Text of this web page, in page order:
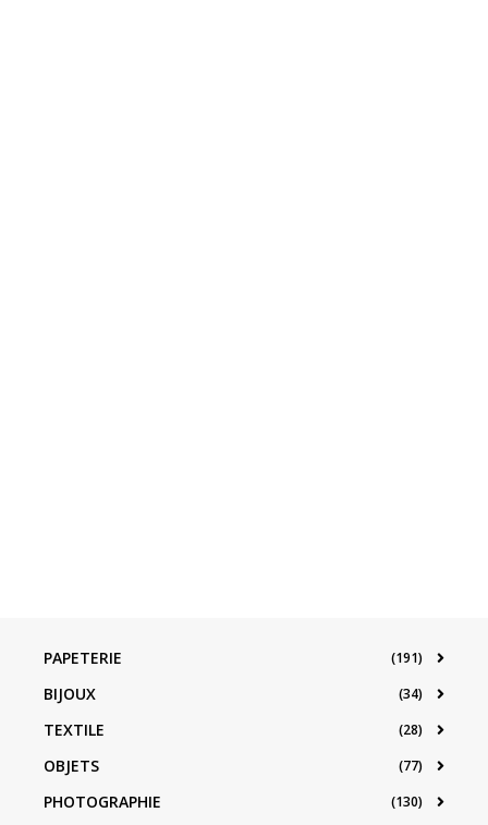
PAPETERIE (191)
BIJOUX (34)
TEXTILE (28)
OBJETS (77)
PHOTOGRAPHIE (130)